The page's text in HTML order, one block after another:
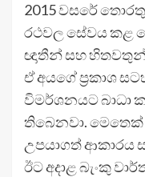
2015 වසරේ
රථ­වල සේවය කළ
ඥාතීන් සහ හිත­ව­තුන්
ඒ අයගේ ප්‍රකාශ
විම­ර්ශ­න­යට බාධා
තිබෙ­නවා.
උප­යා­ගත් ආකා­රය
ඊට අදාළ බැංකු